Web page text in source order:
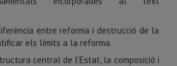
entre reforma i destrucció de la
els límits a la reforma.
central de l'Estat, la composició i